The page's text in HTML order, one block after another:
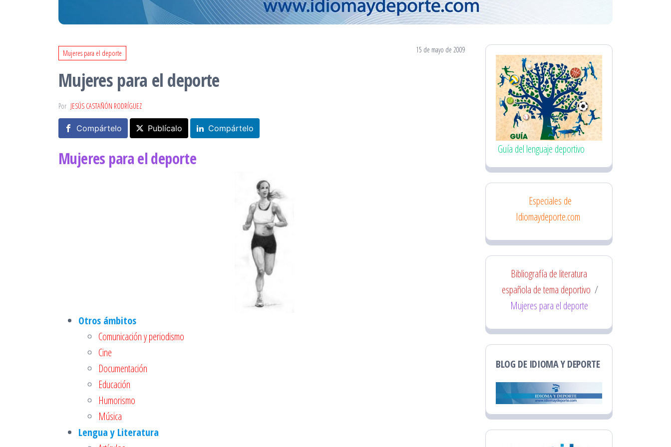
Mujeres para el deporte 15 de mayo de 2009
Mujeres para el deporte
Por JESÚS CASTAÑÓN RODRÍGUEZ
Compártelo Publícalo Compártelo
Mujeres para el deporte
Otros ámbitos
Comunicación y periodismo
Cine
Documentación
Educación
Humorismo
Música
Lengua y Literatura
Guía del lenguaje deportivo
Especiales de
Idiomaydeporte.com
Bibliografía de literatura
española de tema deportivo /
Mujeres para el deporte
BLOG DE IDIOMA Y DEPORTE